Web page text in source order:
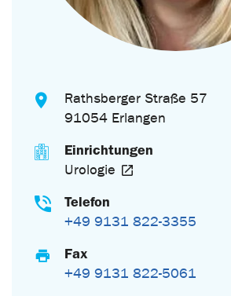
Rathsberger Straße 57
91054 Erlangen
Einrichtungen
Urologie
Telefon
+49 9131 822-3355
Fax
+49 9131 822-5061